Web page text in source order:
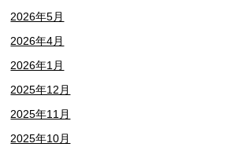
2026年5月
2026年4月
2026年1月
2025年12月
2025年11月
2025年10月